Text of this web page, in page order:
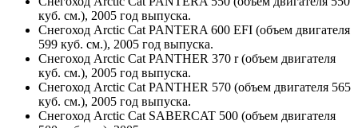
куб. см.), 2005 год выпуска.
Снегоход Arctic Cat PANTERA 600 EFI (объем двигателя
599 куб. см.), 2005 год выпуска.
Снегоход Arctic Cat PANTHER 370 r (объем двигателя
куб. см.), 2005 год выпуска.
Снегоход Arctic Cat PANTHER 570 (объем двигателя 565
куб. см.), 2005 год выпуска.
Снегоход Arctic Cat SABERCAT 500 (объем двигателя